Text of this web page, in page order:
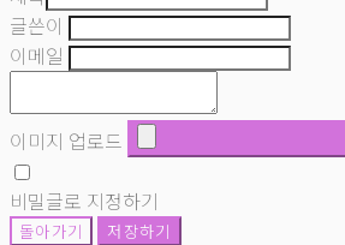
글쓴이
이메일
이미지 업로드
비밀글로 지정하기
돌아가기 저장하기